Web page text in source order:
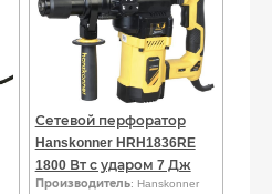
Сетевой перфоратор
Hanskonner HRH1836RE
1800 Вт с ударом 7 Дж
Производитель: Hanskonner